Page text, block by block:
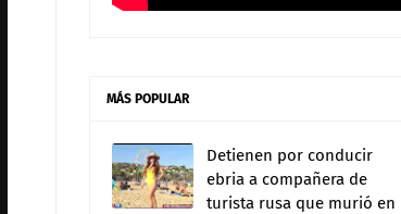
MÁS POPULAR
Detienen por conducir
ebria a compañera de
turista rusa que murió en